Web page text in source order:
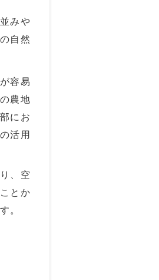
みや
自然
容易
農地
にお
活用
、空
とか
。